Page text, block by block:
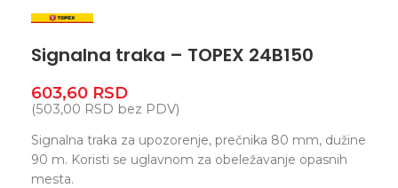
Signalna traka – TOPEX 24B150
603,60 RSD
(503,00 RSD bez PDV)
Signalna traka za upozorenje, prečnika 80 mm, dužine
90 m. Koristi se uglavnom za obeležavanje opasnih
mesta.